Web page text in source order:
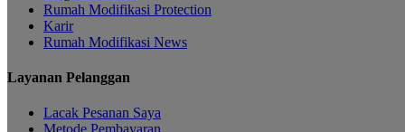
Rumah Modifikasi Protection
Karir
Rumah Modifikasi News
Layanan Pelanggan
Lacak Pesanan Saya